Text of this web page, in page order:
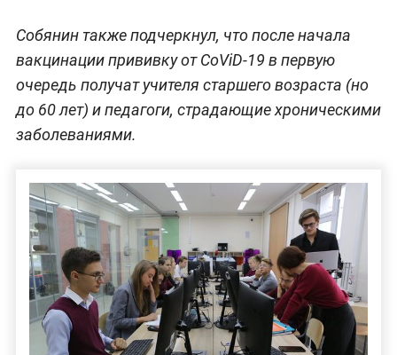
Собянин также подчеркнул, что после начала
вакцинации прививку от CoViD-19 в первую
очередь получат учителя старшего возраста (но
до 60 лет) и педагоги, страдающие хроническими
заболеваниями.